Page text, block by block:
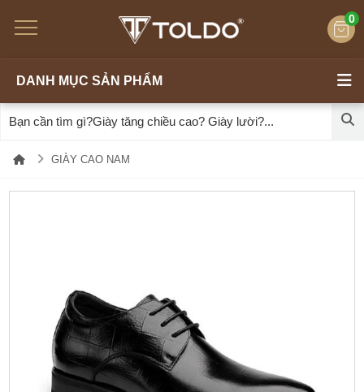
0
DANH MỤC SẢN PHẨM
GIÀY CAO NAM